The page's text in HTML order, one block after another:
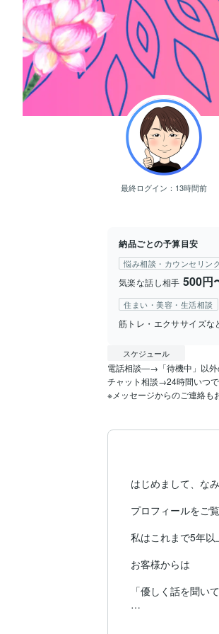
最終ログイン： 13時間前
納品ごとの予算目安
悩み相談・カウンセリン
気楽な話し相手 500円
住まい・美容・生活相談
筋トレ・エクササイズな
スケジュール
電話相談―→「待機中」以外
チャット相談→24時間いつで
※メッセージからのご連絡も
はじめまして、な
プロフィールをご
私はこれまで5年以
お客様からは
「優しく話を聞い